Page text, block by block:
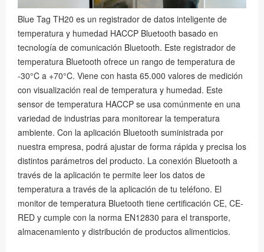
Blue Tag TH20 es un registrador de datos inteligente de
temperatura y humedad HACCP Bluetooth basado en
tecnología de comunicación Bluetooth. Este registrador de
temperatura Bluetooth ofrece un rango de temperatura de
-30°C a +70°C. Viene con hasta 65.000 valores de medición
con visualización real de temperatura y humedad. Este
sensor de temperatura HACCP se usa comúnmente en una
variedad de industrias para monitorear la temperatura
ambiente. Con la aplicación Bluetooth suministrada por
nuestra empresa, podrá ajustar de forma rápida y precisa los
distintos parámetros del producto. La conexión Bluetooth a
través de la aplicación te permite leer los datos de
temperatura a través de la aplicación de tu teléfono. El
monitor de temperatura Bluetooth tiene certificación CE, CE-
RED y cumple con la norma EN12830 para el transporte,
almacenamiento y distribución de productos alimenticios.